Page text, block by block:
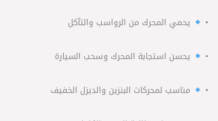
• يحمي المحرك من الرواسب والتآكل
• يحسن استجابة المحرك وسحب السيارة
• مناسب لمحركات البنزين والديزل الخفيف